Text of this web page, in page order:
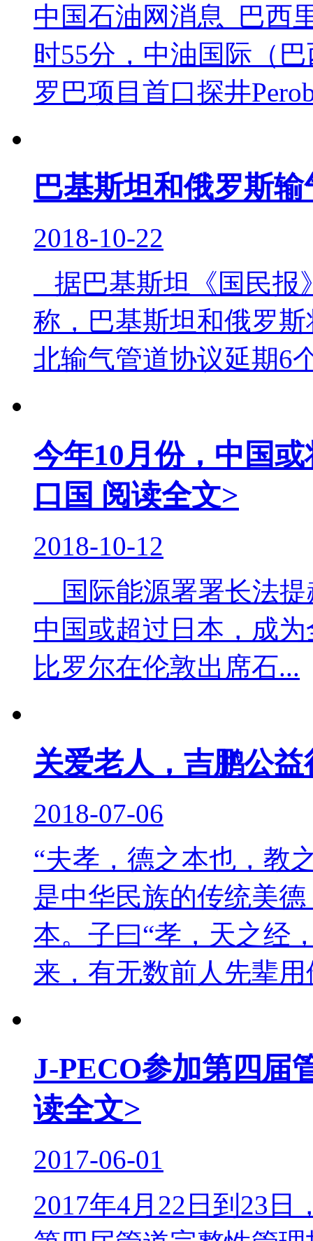
中国石油网消息 巴西
时55分，中油国际（
罗巴项目首口探井
巴基斯坦和俄罗斯
2018-10-22
据巴基斯坦《国民报
称，巴基斯坦和俄罗
北输气管道协议延期6
今年10月份，中国
口国 阅读全文>
2018-10-12
国际能源署署长法提
中国或超过日本，成
比罗尔在伦敦出席石...
关爱老人，吉鹏公
2018-07-06
“夫孝，德之本也，教
是中华民族的传统美
本。子曰“孝，天之经
来，有无数前人先辈用
J-PECO参加第四届
读全文>
2017-06-01
2017年4月22日到23日